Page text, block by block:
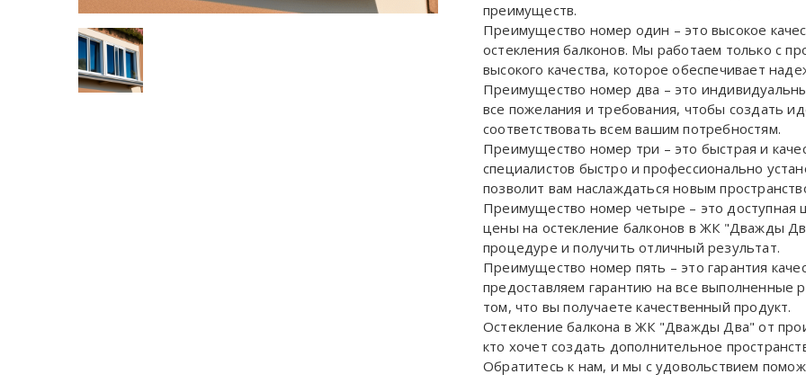
преимуществ.
Преимущество номер один – это высокое
остекления балконов. Мы работаем только с
высокого качества, которое обеспечивает
Преимущество номер два – это
все пожелания и требования, чтобы создать
соответствовать всем вашим потребностям.
Преимущество номер три – это быстрая и
специалистов быстро и профессионально
позволит вам наслаждаться новым
Преимущество номер четыре – это доступная
цены на остекление балконов в ЖК "Дважды
процедуре и получить отличный результат.
Преимущество номер пять – это гарантия
предоставляем гарантию на все выполненные
том, что вы получаете качественный продукт.
Остекление балкона в ЖК "Дважды Два" от
кто хочет создать дополнительное
Обратитесь к нам, и мы с удовольствием